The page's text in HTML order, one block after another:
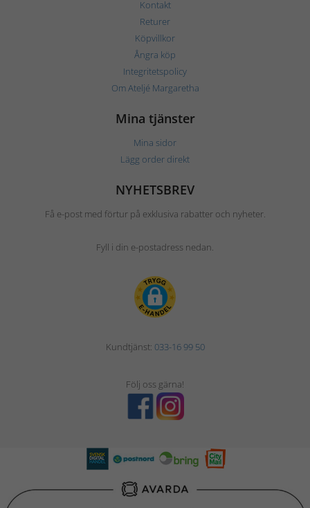
Kontakt
Returer
Köpvillkor
Ångra köp
Integritetspolicy
Om Ateljé Margaretha
Mina tjänster
Mina sidor
Lägg order direkt
NYHETSBREV
Få e-post med förtur på exklusiva rabatter och nyheter.
Fyll i din e-postadress nedan.
Kundtjänst: 033-16 99 50
Följ oss gärna!